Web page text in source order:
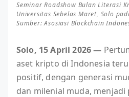
Seminar Roadshow Bulan Literasi
Universitas Sebelas Maret, Solo
Sumber: Asosiasi Blockchain
Solo, 15 April 2026 —
aset kripto di Indonesia
positif, dengan generasi
dan milenial muda,